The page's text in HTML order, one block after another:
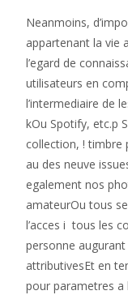
Neanmoins,
appartenant la vie
l’egard de
utilisateurs en
l’intermediaire de
kOu Spotify, etc.p
collection, ! timbre
au des neuve
egalement nos
amateurOu tous
l’acces i tous les
personne augurant
attributivesEt en
pour parametres a